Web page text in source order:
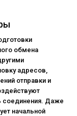
обмена
адресов,
отправки и
соединения. Даже
начальной